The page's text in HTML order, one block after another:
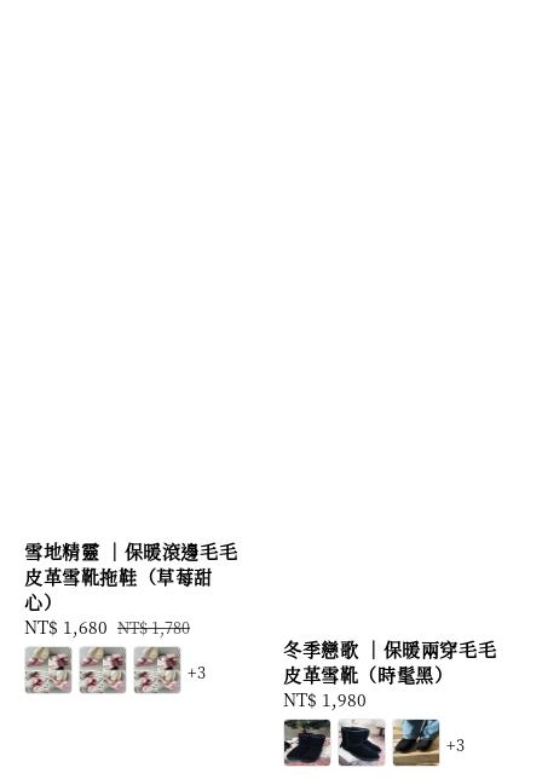
雪地精靈 ｜保暖滾邊毛毛
皮革雪靴拖鞋（草莓甜
心）
Sale
price
NT$ 1,680 Regular
price
NT$ 1,780
+3
冬季戀歌 ｜保暖兩穿毛毛
皮革雪靴（時髦黑）
Regular
price
NT$ 1,980
+3